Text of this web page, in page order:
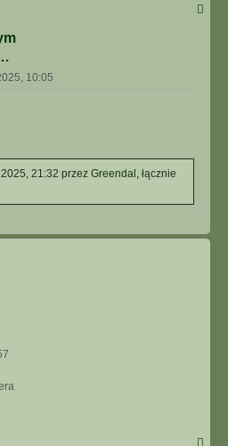
10:05
21:32 przez Greendal , łącznie
górę